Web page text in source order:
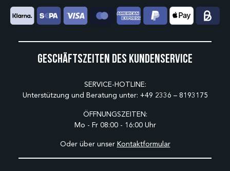
Geschäftszeiten des Kundenservice
SERVICE-HOTLINE:
Unterstützung und Beratung unter: +49 2336 – 8193175
ÖFFNUNGSZEITEN:
Mo - Fr 08:00 - 16:00 Uhr
Oder über unser Kontaktformular